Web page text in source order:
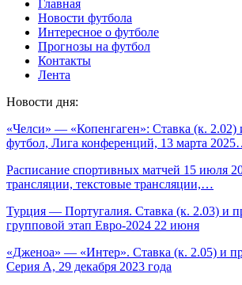
Главная
Новости футбола
Интересное о футболе
Прогнозы на футбол
Контакты
Лента
Новости дня:
«Челси» — «Копенгаген»: Ставка (к. 2.02)
футбол, Лига конференций, 13 марта
Расписание спортивных матчей 15 июля
трансляции, текстовые трансляции,…
Турция — Португалия. Ставка (к. 2.03) и
групповой этап Евро-2024 22 июня
«Дженоа» — «Интер». Ставка (к. 2.05) и
Серия А, 29 декабря 2023 года